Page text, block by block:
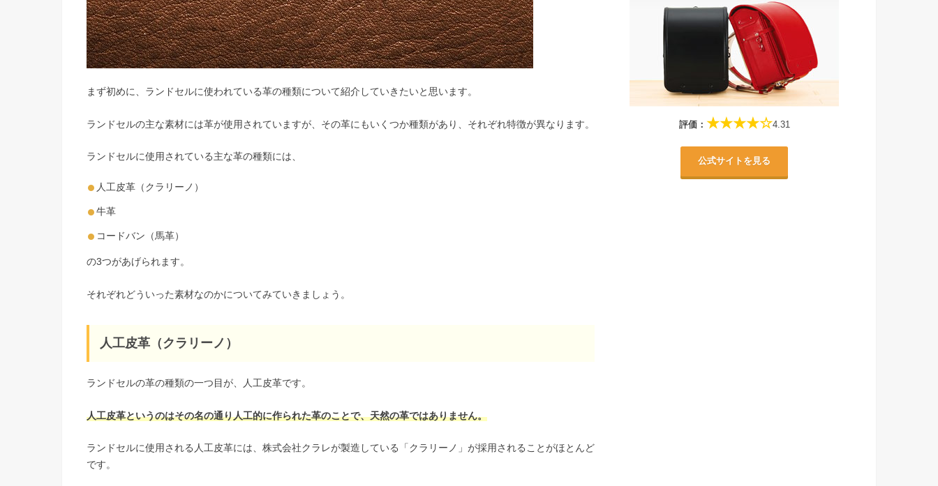
まず初めに、ランドセルに使われている革の種類について紹介していきたいと思います。
ランドセルの主な素材には革が使用されていますが、その革にもいくつか種類があり、それぞれ特徴が異なります。
ランドセルに使用されている主な革の種類には、
人工皮革（クラリーノ）
牛革
コードバン（馬革）
の3つがあげられます。
それぞれどういった素材なのかについてみていきましょう。
人工皮革（クラリーノ）
ランドセルの革の種類の一つ目が、人工皮革です。
人工皮革というのはその名の通り人工的に作られた革のことで、天然の革ではありません。
ランドセルに使用される人工皮革には、株式会社クラレが製造している「クラリーノ」が採用されることがほとんど
です。
評価： ★★★★☆4.31
公式サイトを見る